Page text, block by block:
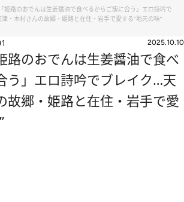
姫路のおでんは生姜醤油で食べるからご飯に合う」エロ詩吟で
・木村さんの故郷・姫路と在住・岩手で愛する“地元の味”
2025.10.10
路のおでんは生姜醤油で食べ
う」エロ詩吟でブレイク…天
故郷・姫路と在住・岩手で愛